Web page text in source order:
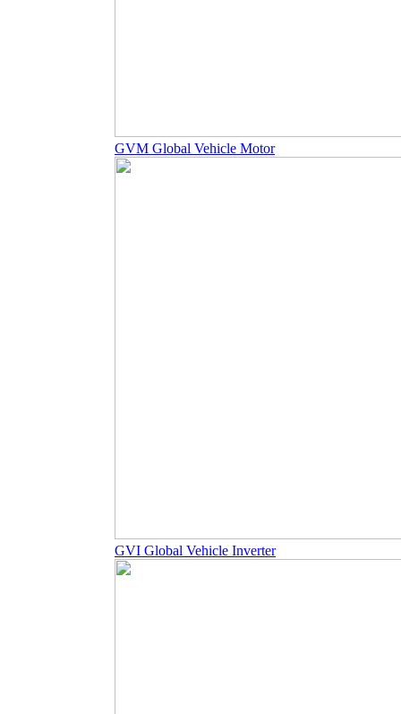
GVM Global Vehicle Motor
GVI Global Vehicle Inverter